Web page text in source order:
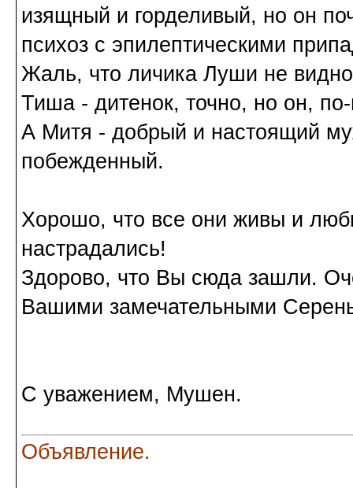
изящный и горделивый, но он
психоз с эпилептическими
Жаль, что личика Луши не
Тиша - дитенок, точно, но он,
А Митя - добрый и настоящий
побежденный.
Хорошо, что все они живы и
настрадались!
Здорово, что Вы сюда зашли.
Вашими замечательными
С уважением, Мушен.
Объявление.